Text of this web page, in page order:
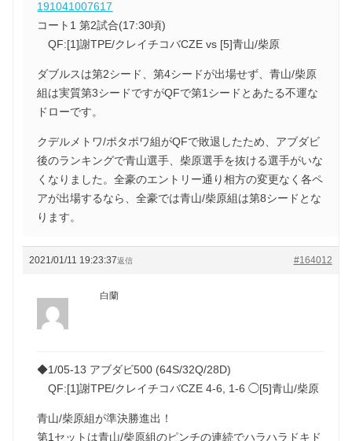
191041007617
コート1 第2試合(17:30頃)
QF:[1]謝TPE/クレイチコバCZE vs [5]青山/柴原
ダブルスは第2シード、第4シードが出場せず、青山/柴原
組は実質第3シードですがQFで第1シードとあたる不運な
ドローです。
クデルメトワ/ポタポワ組がQFで敗退したため、アブダビ
後のランキングで青山選手、柴原選手を抜ける選手がいな
くなりました。全豪のエントリー通り相方の変更なく各ペ
アが出場するなら、全豪では青山/柴原組は第8シードとな
ります。
2021/01/11 19:23:37 #164012
返信
白蘭
◆1/05-13 アブダビ500 (64S/32Q/28D)
QF:[1]謝TPE/クレイチコバCZE 4-6, 1-6 ◯[5]青山/柴原
青山/柴原組が準決勝進出！
第1セットは青山/柴原組のピンチの連続でハラハラドキド